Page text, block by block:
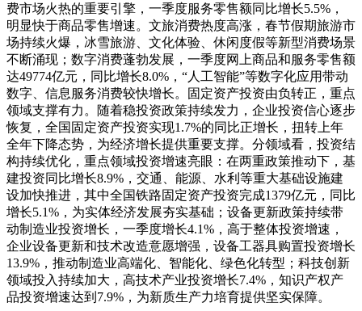
费市场火热的重要引擎，一季度服务零售额同比增长5.5%，
明显快于商品零售增速。文旅消费热度高涨，春节假期旅游市
场持续火爆，冰雪旅游、文化体验、休闲度假等新型消费场景
不断涌现；数字消费蓬勃发展，一季度网上商品和服务零售额
达49774亿元，同比增长8.0%，“人工智能”等数字化应用带动
数字、信息服务消费较快增长。固定资产投资由负转正，重点
领域支撑有力。随着稳投资政策持续发力，企业投资信心逐步
恢复，全国固定资产投资实现1.7%的同比正增长，扭转上年
全年下降态势，为经济增长提供重要支撑。分领域看，投资结
构持续优化，重点领域投资增速亮眼：在两重政策推动下，基
建投资同比增长8.9%，交通、能源、水利等重大基础设施建
设加快推进，其中全国铁路固定资产投资完成1379亿元，同比
增长5.1%，为实体经济发展夯实基础；设备更新政策持续带
动制造业投资增长，一季度增长4.1%，高于整体投资增速，
企业设备更新和技术改造意愿增强，设备工器具购置投资增长
13.9%，推动制造业高端化、智能化、绿色化转型；科技创新
领域投入持续加大，高技术产业投资增长7.4%，知识产权产
品投资增速达到7.9%，为新质生产力培育提供坚实保障。